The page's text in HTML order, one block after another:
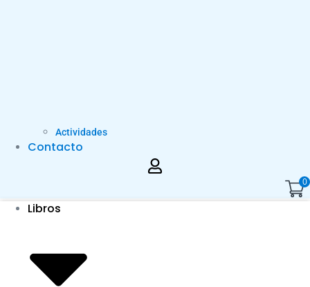
Actividades
Contacto
0
Libros